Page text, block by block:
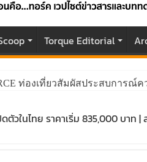
Torque Editorial
ท่องเที่ยวสัมผัสประสบการณ์
ดตัวในไทย ราคาเริ่ม 835,000 บาท